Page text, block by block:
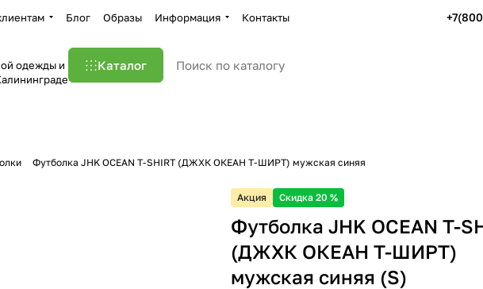
Блог Образы Информация Контакты
одежды и
Каталог
Футболка JHK OCEAN T-SHIRT (ДЖХК ОКЕАН Т-ШИРТ) мужская синяя
Акция Скидка 20 %
Футболка JHK OCEAN T-
(ДЖХК ОКЕАН Т-ШИРТ)
мужская синяя (S)